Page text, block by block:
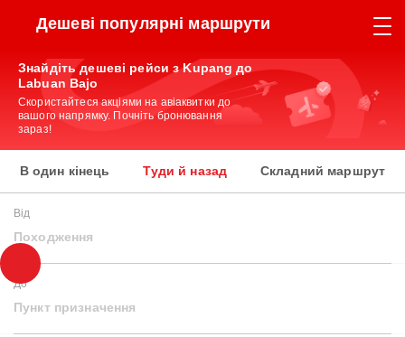
Дешеві популярні маршрути
Знайдіть дешеві рейси з Kupang до
Labuan Bajo
Скористайтеся акціями на авіаквитки до
вашого напрямку. Почніть бронювання
зараз!
В один кінець Туди й назад Складний маршрут
Від
Походження
До
Пункт призначення